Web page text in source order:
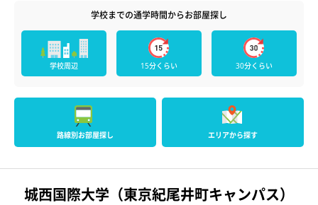
学校までの通学時間からお部屋探し
学校周辺 15分くらい 30分くらい
路線別お部屋探し エリアから探す
城西国際大学（東京紀尾井町キャンパス）